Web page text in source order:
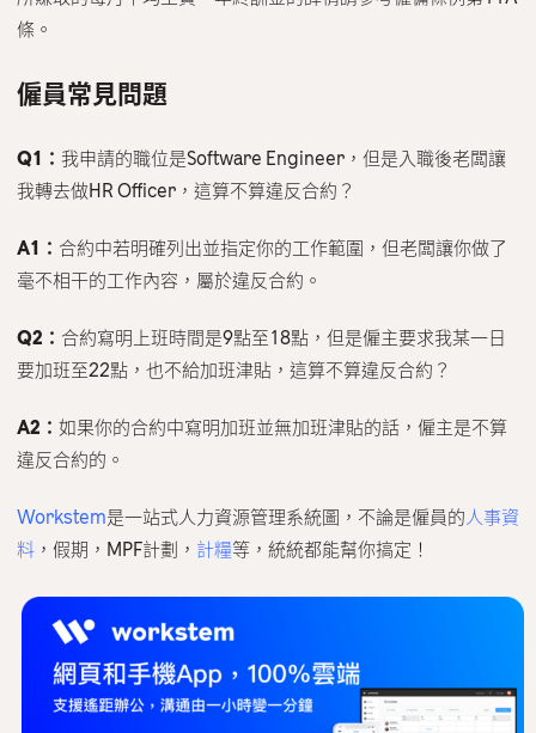
條。
僱員常見問題
Q1： 我申請的職位是Software Engineer，但是入職後老闆讓
我轉去做HR Officer，這算不算違反合約？
A1： 合約中若明確列出並指定你的工作範圍，但老闆讓你做了
毫不相干的工作內容，屬於違反合約。
Q2： 合約寫明上班時間是9點至18點，但是僱主要求我某一日
要加班至22點，也不給加班津貼，這算不算違反合約？
A2： 如果你的合約中寫明加班並無加班津貼的話，僱主是不算
違反合約的。
Workstem是一站式人力資源管理系統圖，不論是僱員的人事資
料 ，假期，MPF計劃， 計糧等，統統都能幫你搞定！